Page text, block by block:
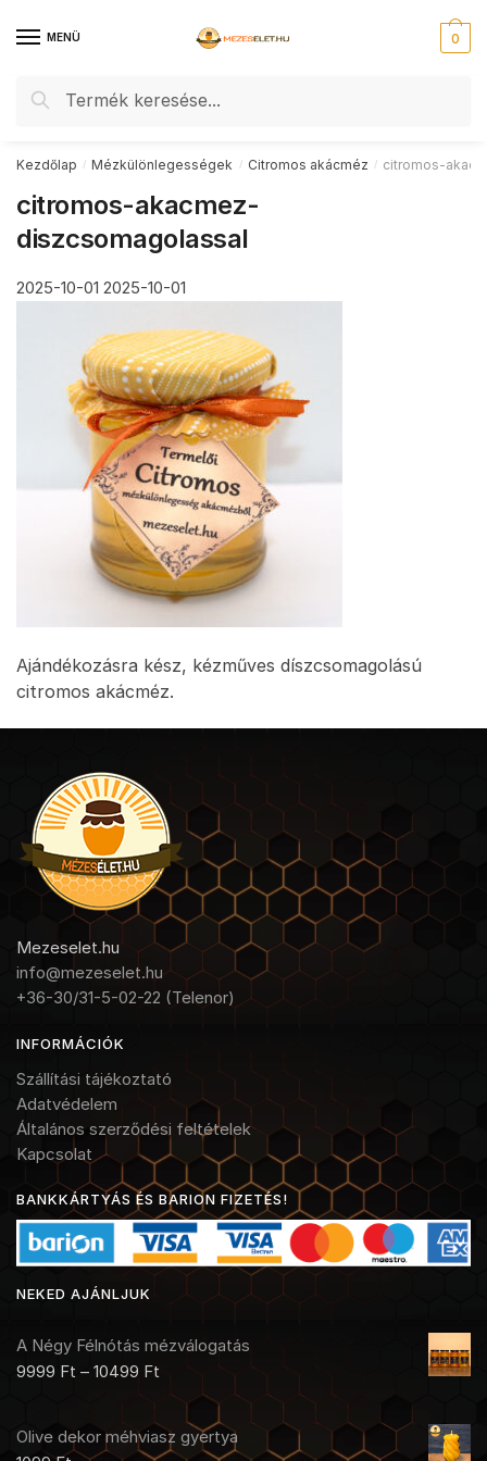
MENÜ
Keresés
Keresés
0
Kezdőlap / Mézkülönlegességek / Citromos akácméz / citromos-
citromos-akacmez-
diszcsomagolassal
2025-10-01 2025-10-01
Ajándékozásra kész, kézműves díszcsomagolású
citromos akácméz.
Mezeselet.hu
info@mezeselet.hu
+36-30/31-5-02-22 (Telenor)
INFORMÁCIÓK
Szállítási tájékoztató
Adatvédelem
Általános szerződési feltételek
Kapcsolat
BANKKÁRTYÁS ÉS BARION FIZETÉS!
NEKED AJÁNLJUK
A Négy Félnótás mézválogatás
9999 Ft – 10499 Ft
Olive dekor méhviasz gyertya